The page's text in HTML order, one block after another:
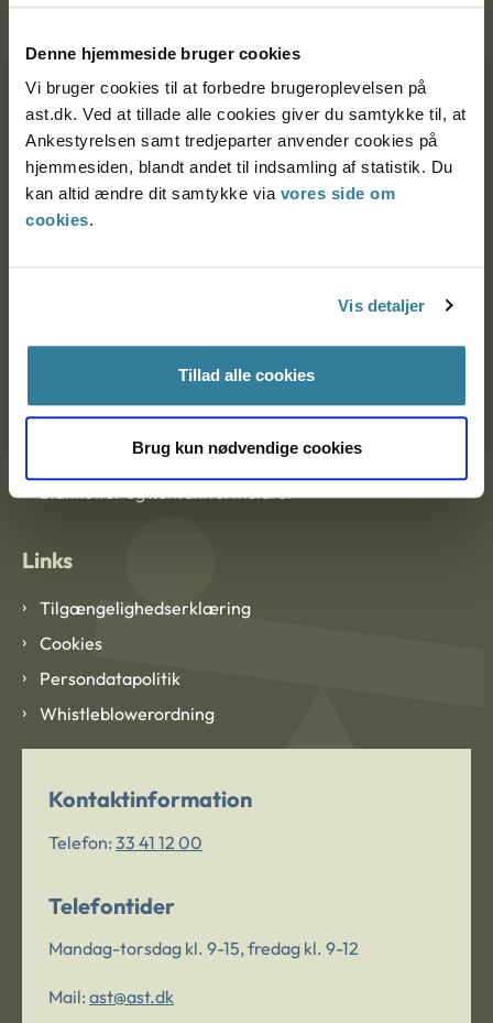
Denne hjemmeside bruger cookies
Vi bruger cookies til at forbedre brugeroplevelsen på
ast.dk. Ved at tillade alle cookies giver du samtykke til, at
Ankestyrelsen samt tredjeparter anvender cookies på
hjemmesiden, blandt andet til indsamling af statistik. Du
kan altid ændre dit samtykke via vores side om
cookies.
Vis detaljer
Tillad alle cookies
Brug kun nødvendige cookies
9000 Aalborg
Ankestyrelsen Aalborg
Ankestyrelsen København
Om Ankestyrelsen
Om Ankestyrelsen
Blanketter og kontaktformularer
Links
Tilgængelighedserklæring
Cookies
Persondatapolitik
Whistleblowerordning
Kontaktinformation
Telefon: 33 41 12 00
Telefontider
Mandag-torsdag kl. 9-15, fredag kl. 9-12
Mail: ast@ast.dk